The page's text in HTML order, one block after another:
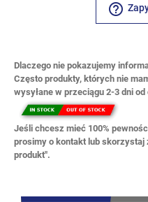
help_outline
Dlaczego nie pokazujemy
Często produkty, których nie
wysyłane w przeciągu 2-3 dni
Jeśli chcesz mieć 100%
prosimy o kontakt lub
produkt".